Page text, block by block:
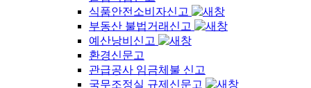
식품안전소비자신고
부동산 불법거래신고
예산낭비신고
환경신문고
관급공사 임금체불 신고
국무조정실 규제신문고